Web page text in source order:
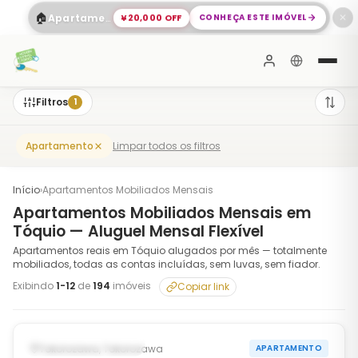
🏠 Apartamento Espaçoso com 2 Quartos em Shinagawa ¥20,000 OFF CONHEÇA ESTE IMÓVEL ✕
Filtros 1
Apartamento Limpar todos os filtros
Início›Apartamentos Mobiliados Mensais
Apartamentos Mobiliados Mensais em
Tóquio — Aluguel Mensal Flexível
Apartamentos reais em Tóquio alugados por mês — totalmente
mobiliados, todas as contas incluídas, sem luvas, sem fiador.
Exibindo1-12 de194 imóveis Copiar link
Tokorozawa, Tokorozawa APARTAMENTO